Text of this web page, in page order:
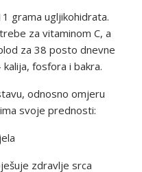
grama ugljikohidrata.
za vitaminom C, a
za 38 posto dnevne
fosfora i bakra.
odnosno omjeru
svoje prednosti:
zdravlje srca